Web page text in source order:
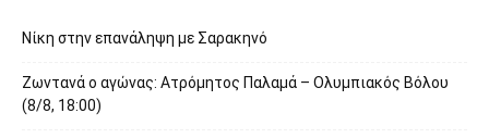
Νίκη στην επανάληψη με Σαρακηνό
Ζωντανά ο αγώνας: Ατρόμητος Παλαμά – Ολυμπιακός Βόλου
(8/8, 18:00)